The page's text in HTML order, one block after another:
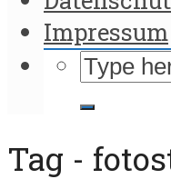
Impressum
Tag -